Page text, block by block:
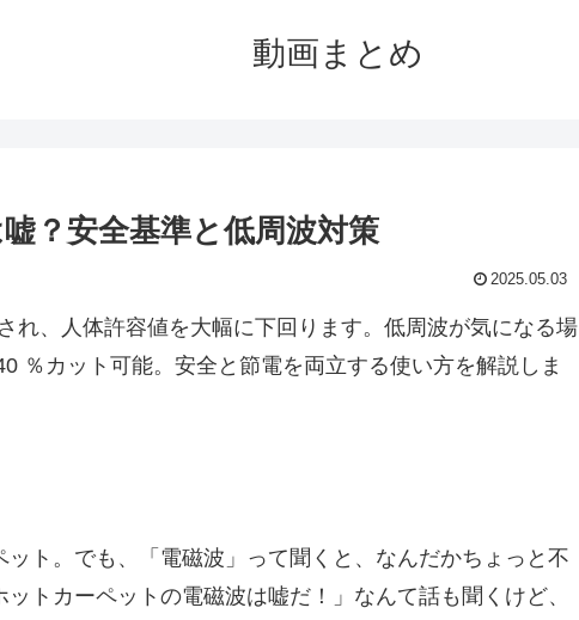
動画まとめ
？安全基準と低周波対策
2025.05.03
れ、人体許容値を大幅に下回ります。低周波が気になる場
％カット可能。安全と節電を両立する使い方を解説しま
ト。でも、「電磁波」って聞くと、なんだかちょっと不
トカーペットの電磁波は嘘だ！」なんて話も聞くけど、